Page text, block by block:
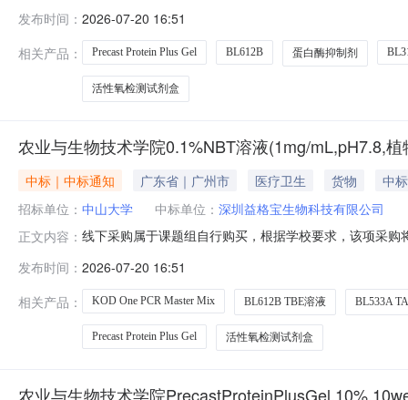
价深圳益格宝生物科技有限公司蛋白酶抑制剂通用型
发布时间： 2026-07-20 16:51
相关产品：
Precast Protein Plus Gel BL612B 蛋白酶抑制剂
活性氧检测试剂盒
农业与生物技术学院0.1%NBT溶液(1mg/mL,pH7.8,植
中标｜中标通知 广东省｜广州市 医疗卫生 货物
中
招标单位： 中山大学 中标单位： 深圳益格宝生物科技有限公司
正文内容： 线下采购属于课题组自行购买，根据学校要求，该项采
价深圳益格宝生物科技有限公司蛋白酶抑制剂通用型
发布时间： 2026-07-20 16:51
相关产品：
KOD One PCR Master Mix BL612B TBE溶液 BL533A
Precast Protein Plus Gel 活性氧检测试剂盒
农业与生物技术学院